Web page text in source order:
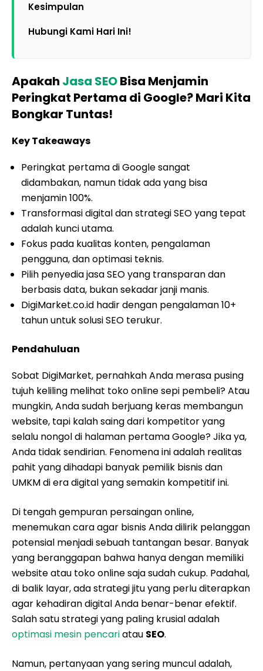
Kesimpulan
Hubungi Kami Hari Ini!
Apakah Jasa SEOBisa Menjamin
Peringkat Pertama di Google? Mari Kita
Bongkar Tuntas!
Key Takeaways
Peringkat pertama di Google sangat
didambakan, namun tidak ada yang bisa
menjamin 100%.
Transformasi digital dan strategi SEO yang tepat
adalah kunci utama.
Fokus pada kualitas konten, pengalaman
pengguna, dan optimasi teknis.
Pilih penyedia jasa SEO yang transparan dan
berbasis data, bukan sekadar janji manis.
DigiMarket.co.id hadir dengan pengalaman 10+
tahun untuk solusi SEO terukur.
Pendahuluan
Sobat DigiMarket, pernahkah Anda merasa pusing
tujuh keliling melihat toko online sepi pembeli? Atau
mungkin, Anda sudah berjuang keras membangun
website, tapi kalah saing dari kompetitor yang
selalu nongol di halaman pertama Google? Jika ya,
Anda tidak sendirian. Fenomena ini adalah realitas
pahit yang dihadapi banyak pemilik bisnis dan
UMKM di era digital yang semakin kompetitif ini.
Di tengah gempuran persaingan online,
menemukan cara agar bisnis Anda dilirik pelanggan
potensial menjadi sebuah tantangan besar. Banyak
yang beranggapan bahwa hanya dengan memiliki
website atau toko online saja sudah cukup. Padahal,
di balik layar, ada strategi jitu yang perlu diterapkan
agar kehadiran digital Anda benar-benar efektif.
Salah satu strategi yang paling krusial adalah
optimasi mesin pencariatau SEO.
Namun, pertanyaan yang sering muncul adalah,